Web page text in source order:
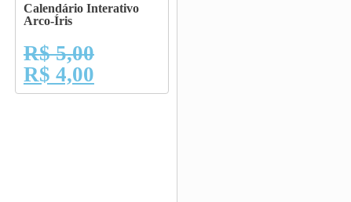
Calendário Interativo
Arco-Íris
R$5,00
R$ 4,00